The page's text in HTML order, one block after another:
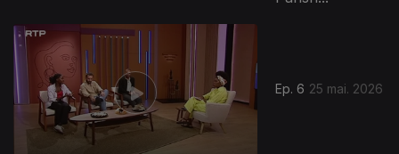
Ep. 6 25 mai. 2026